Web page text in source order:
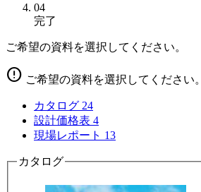
04
完了
ご希望の資料を選択してください。
error ご希望の資料を選択してください。
カタログ 24
設計価格表 4
現場レポート 13
カタログ